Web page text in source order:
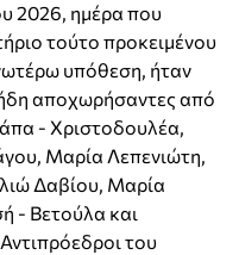
2026, ημέρα που
τούτο προκειμένου
υπόθεση, ήταν
αποχωρήσαντες από
- Χριστοδουλέα,
Μαρία Λεπενιώτη,
Δαβίου, Μαρία
- Βετούλα και
του